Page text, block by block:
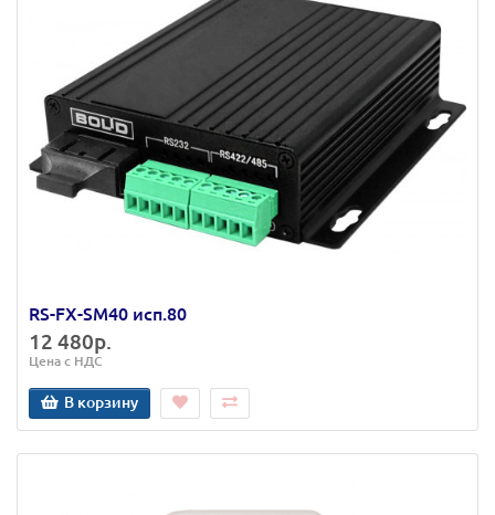
RS-FX-SM40 исп.80
12 480р.
Цена с НДС
В корзину